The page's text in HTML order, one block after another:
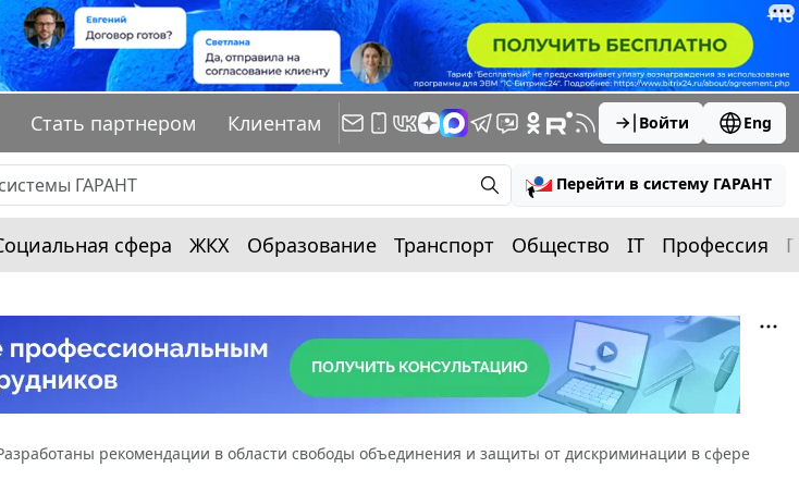
Стать партнером Клиентам Войти Eng
Перейти в систему ГАРАНТ
сфера ЖКХ Образование Транспорт Общество IT Профессия
рекомендации в области свободы объединения и защиты от дискриминации в сфере